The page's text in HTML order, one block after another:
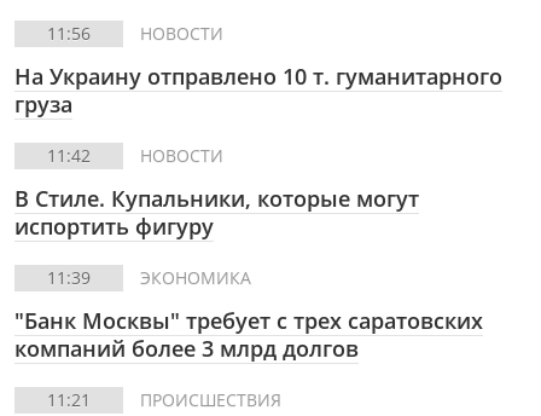
11:56 НОВОСТИ
На Украину отправлено 10 т. гуманитарного
груза
11:42 НОВОСТИ
В Стиле. Купальники, которые могут
испортить фигуру
11:39 ЭКОНОМИКА
"Банк Москвы" требует с трех саратовских
компаний более 3 млрд долгов
11:21 ПРОИСШЕСТВИЯ